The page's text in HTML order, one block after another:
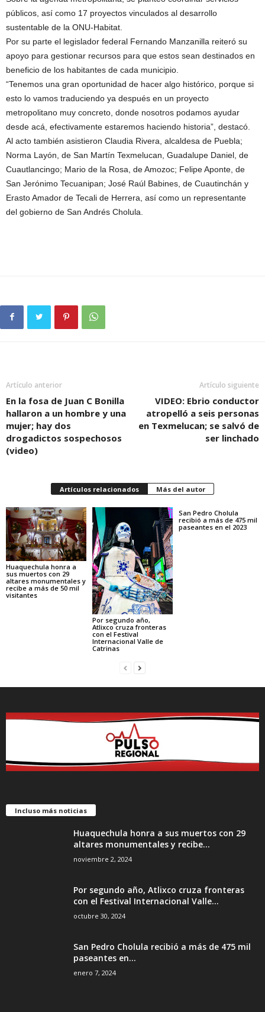
públicos, así como 17 proyectos vinculados al desarrollo
sustentable de la ONU-Habitat.
Por su parte el legislador federal Fernando Manzanilla reiteró su
apoyo para gestionar recursos para que estos sean destinados en
beneficio de los habitantes de cada municipio.
“Tenemos una gran oportunidad de hacer algo histórico, porque si
esto lo vamos traduciendo ya después en un proyecto
metropolitano muy concreto, donde nosotros podamos ayudar
desde acá, efectivamente estaremos haciendo historia”, destacó.
Al acto también asistieron Claudia Rivera, alcaldesa de Puebla;
Norma Layón, de San Martín Texmelucan, Guadalupe Daniel, de
Cuautlancingo; Mario de la Rosa, de Amozoc; Felipe Aponte, de
San Jerónimo Tecuanipan; José Raúl Babines, de Cuautinchán y
Erasto Amador de Tecali de Herrera, así como un representante
del gobierno de San Andrés Cholula.
Artículo anterior
En la fosa de Juan C Bonilla
hallaron a un hombre y una
mujer; hay dos
drogadictos sospechosos
(video)
Artículo siguiente
VIDEO: Ebrio conductor
atropelló a seis personas
en Texmelucan; se salvó de
ser linchado
Artículos relacionados Más del autor
Huaquechula honra a
sus muertos con 29
altares monumentales y
recibe a más de 50 mil
visitantes
Por segundo año,
Atlixco cruza fronteras
con el Festival
Internacional Valle de
Catrinas
San Pedro Cholula
recibió a más de 475 mil
paseantes en el 2023
Incluso más noticias
Huaquechula honra a sus muertos con 29
altares monumentales y recibe...
noviembre 2, 2024
Por segundo año, Atlixco cruza fronteras
con el Festival Internacional Valle...
octubre 30, 2024
San Pedro Cholula recibió a más de 475 mil
paseantes en...
enero 7, 2024